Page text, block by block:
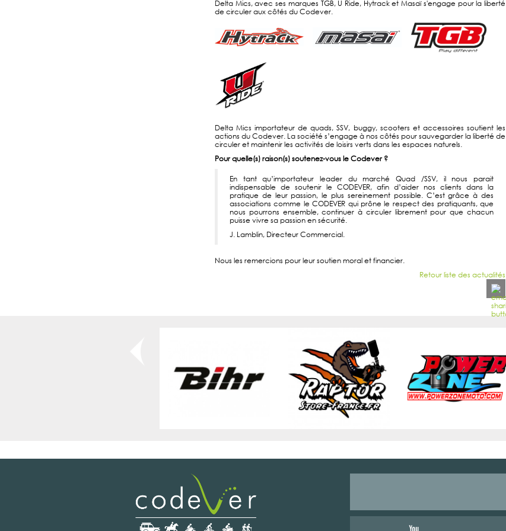
Delta Mics, avec ses marques TGB, U Ride, Hytrack et Masaï s'engage pour la liberté
de circuler aux côtés du Codever.
Delta Mics importateur de quads, SSV, buggy, scooters et accessoires soutient les
actions du Codever. La société s’engage à nos côtés pour sauvegarder la liberté de
circuler et maintenir les activités de loisirs verts dans les espaces naturels.
Pour quelle(s) raison(s) soutenez-vous le Codever ?
En tant qu’importateur leader du marché Quad /SSV, il nous parait
indispensable de soutenir le CODEVER, afin d’aider nos clients dans la
pratique de leur passion, le plus sereinement possible. C’est grâce à des
associations comme le CODEVER qui prône le respect des pratiquants, que
nous pourrons ensemble, continuer à circuler librement pour que chacun
puisse vivre sa passion en sécurité.
J. Lamblin, Directeur Commercial.
Nous les remercions pour leur soutien moral et financier.
Retour liste des actualités